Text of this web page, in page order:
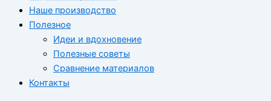
Наше производство
Полезное
Идеи и вдохновение
Полезные советы
Сравнение материалов
Контакты